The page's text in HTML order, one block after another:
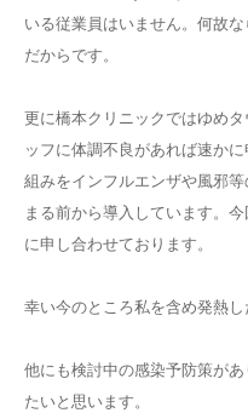
いる従業員はいません。何故
だからです。
更に橋本クリニックではゆめ
ッフに体調不良があれば速か
組みをインフルエンザや風邪
まる前から導入しています。
に申し合わせております。
幸い今のところ私を含め発熱し
他にも検討中の感染予防策が
たいと思います。